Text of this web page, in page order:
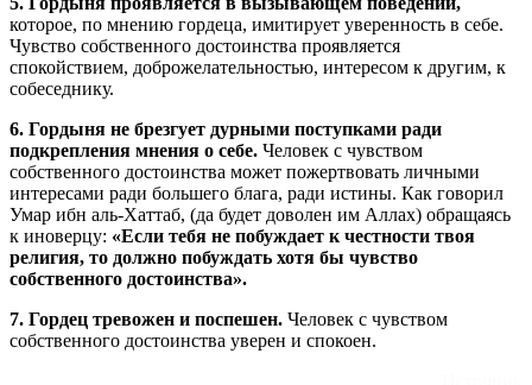
которое, по мнению гордеца, имитирует уверенность в себе.
Чувство собственного достоинства проявляется
спокойствием, доброжелательностью, интересом к другим, к
собеседнику.
6. Гордыня не брезгует дурными поступками ради
подкрепления мнения о себе. Человек с чувством
собственного достоинства может пожертвовать личными
интересами ради большего блага, ради истины. Как говорил
Умар ибн аль-Хаттаб, (да будет доволен им Аллах) обращаясь
к иноверцу: «Если тебя не побуждает к честности твоя
религия, то должно побуждать хотя бы чувство
собственного достоинства».
7. Гордец тревожен и поспешен. Человек с чувством
собственного достоинства уверен и спокоен.